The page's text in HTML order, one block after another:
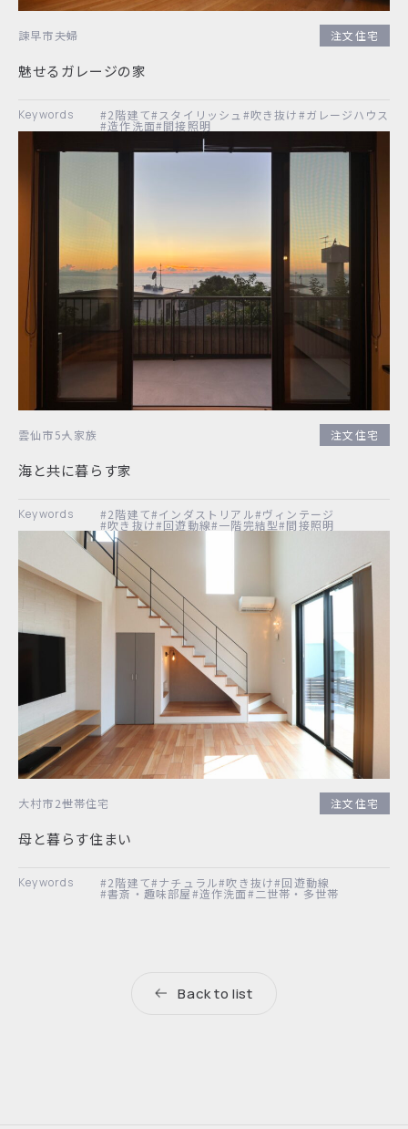
諫早市夫婦 注文住宅
魅せるガレージの家
#2階建て#スタイリッシュ #吹き抜け#ガレージハウス
#造作洗面#間接照明
雲仙市5人家族 注文住宅
海と共に暮らす家
#2階建て#インダストリアル#ヴィンテージ
#吹き抜け#回遊動線#一階完結型#間接照明
大村市2世帯住宅 注文住宅
母と暮らす住まい
#2階建て#ナチュラル#吹き抜け#回遊動線
#書斎・趣味部屋#造作洗面#二世帯・多世帯
Back to list